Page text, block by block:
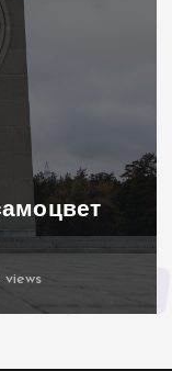
views